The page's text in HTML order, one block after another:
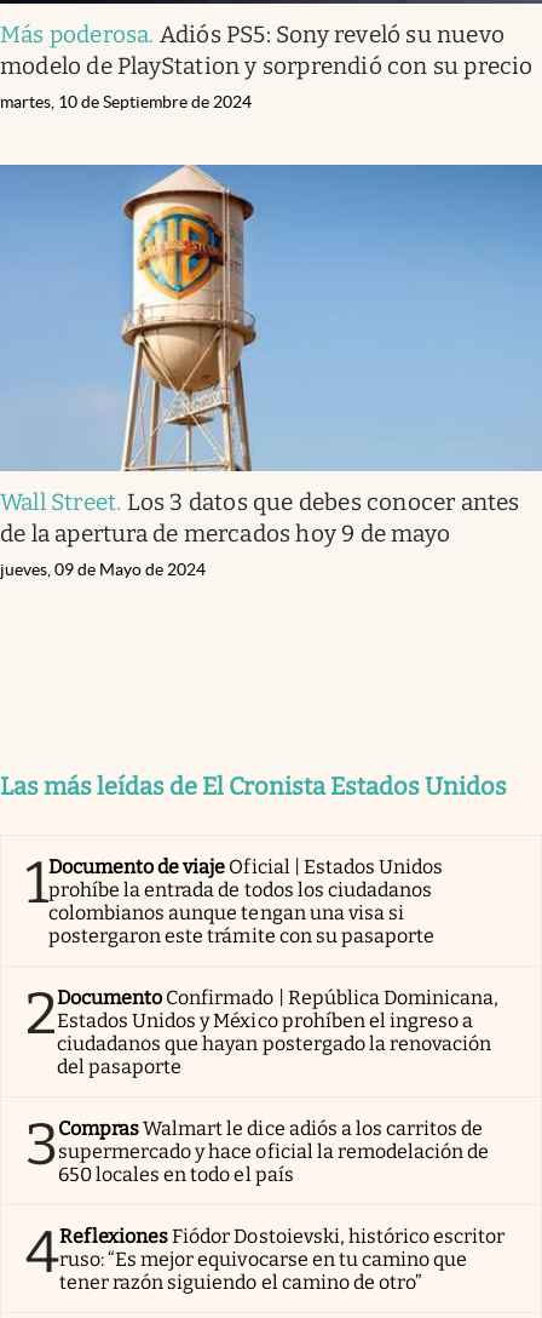
Más poderosa. Adiós PS5: Sony reveló su nuevo
modelo de PlayStation y sorprendió con su precio
martes, 10 de Septiembre de 2024
Wall Street. Los 3 datos que debes conocer antes
de la apertura de mercados hoy 9 de mayo
jueves, 09 de Mayo de 2024
Las más leídas de El Cronista Estados Unidos
1Documento de viaje Oficial | Estados Unidos
prohíbe la entrada de todos los ciudadanos
colombianos aunque tengan una visa si
postergaron este trámite con su pasaporte
2Documento Confirmado | República Dominicana,
Estados Unidos y México prohíben el ingreso a
ciudadanos que hayan postergado la renovación
del pasaporte
3ComprasWalmart le dice adiós a los carritos de
supermercado y hace oficial la remodelación de
650 locales en todo el país
4ReflexionesFiódor Dostoievski, histórico escritor
ruso: “Es mejor equivocarse en tu camino que
tener razón siguiendo el camino de otro”